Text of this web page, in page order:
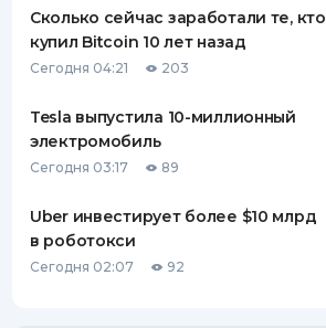
ДОСТАВКА И ОПЛАТА
КОНТАКТЫ
Сколько сейчас заработали те, кто
купил Bitcoin 10 лет назад
Сегодня 04:21 203
Tesla выпустила 10-миллионный
электромобиль
Сегодня 03:17 89
Uber инвестирует более $10 млрд
в роботокси
Сегодня 02:07 92